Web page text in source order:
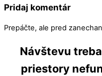
Pridaj komentár
Prepáčte, ale pred
Návštevu
priestory